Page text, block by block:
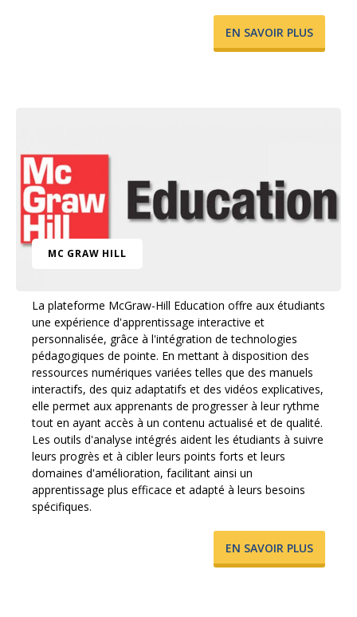
​EN SAVOIR PLUS
MC GRAW HILL
La plateforme McGraw-Hill Education offre aux étudiants
une expérience d'apprentissage interactive et
personnalisée, grâce à l'intégration de technologies
pédagogiques de pointe. En mettant à disposition des
ressources numériques variées telles que des manuels
interactifs, des quiz adaptatifs et des vidéos explicatives,
elle permet aux apprenants de progresser à leur rythme
tout en ayant accès à un contenu actualisé et de qualité.
Les outils d'analyse intégrés aident les étudiants à suivre
leurs progrès et à cibler leurs points forts et leurs
domaines d'amélioration, facilitant ainsi un
apprentissage plus efficace et adapté à leurs besoins
spécifiques.
​EN SAVOIR PLUS